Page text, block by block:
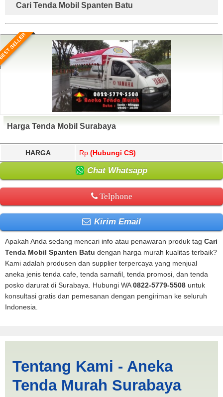
Cari Tenda Mobil Spanten Batu
SELLER
Harga Tenda Mobil Surabaya
HARGA Rp. (Hubungi CS)
Chat Whatsapp
Telphone
Kirim Email
Apakah Anda sedang mencari info atau penawaran produk tag Cari
Tenda Mobil Spanten Batu dengan harga murah kualitas terbaik?
Kami adalah produsen dan supplier terpercaya yang menjual
aneka jenis tenda cafe, tenda sarnafil, tenda promosi, dan tenda
posko darurat di Surabaya. Hubungi WA0822-5779-5508 untuk
konsultasi gratis dan pemesanan dengan pengiriman ke seluruh
Indonesia.
Batu | PRODUKSI ANEKA
TENDA MURAH
Tentang Kami - Aneka
Tenda Murah Surabaya